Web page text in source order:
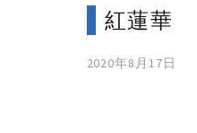
紅蓮華
2020年8月17日